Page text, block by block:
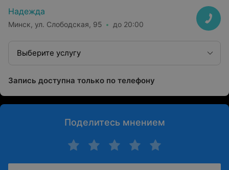
Надежда
Минск, ул. Слободская, 95 до 20:00
Выберите услугу
Запись доступна только по телефону
Поделитесь мнением